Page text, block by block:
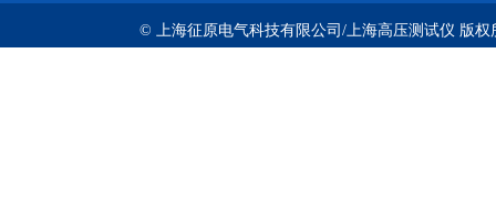
© 上海征原电气科技有限公司/上海高压测试仪 版权